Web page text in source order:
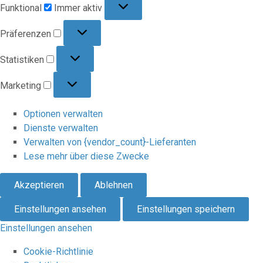
Funktional
Immer aktiv
Präferenzen
Statistiken
Marketing
Optionen verwalten
Dienste verwalten
Verwalten von {vendor_count}-Lieferanten
Lese mehr über diese Zwecke
Akzeptieren Ablehnen
Einstellungen ansehen
Einstellungen speichern
Einstellungen ansehen
Cookie-Richtlinie